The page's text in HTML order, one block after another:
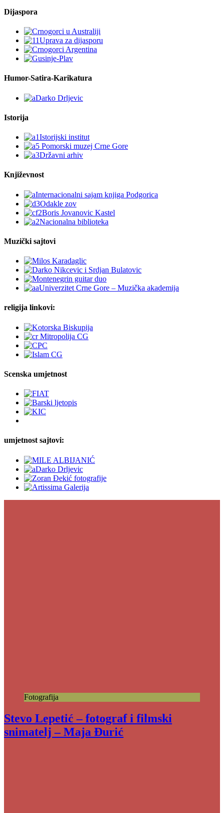
Dijaspora
Humor-Satira-Karikatura
Istorija
Književnost
Muzički sajtovi
religija linkovi:
Scenska umjetnost
umjetnost sajtovi:
Fotografija
Stevo Lepetić – fotograf i filmski
snimatelj – Maja Đurić